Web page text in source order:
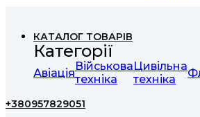
КАТАЛОГ ТОВАРІВ
Категорії
АвіаціяВійськова
техніка
Цивільна
техніка
+380957829051